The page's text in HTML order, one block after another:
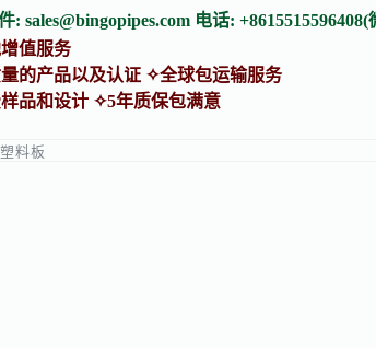
: sales@bingopipes.com 电话: +8615515596408(
值服务
的产品以及认证 ✧全球包运输服务
品和设计 ✧5年质保包满意
塑料板